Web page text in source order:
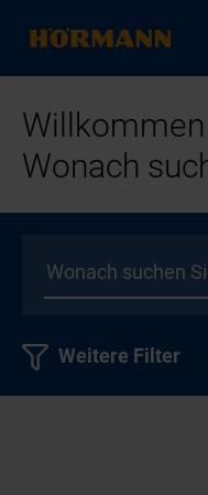
Wonach
Weitere Filter